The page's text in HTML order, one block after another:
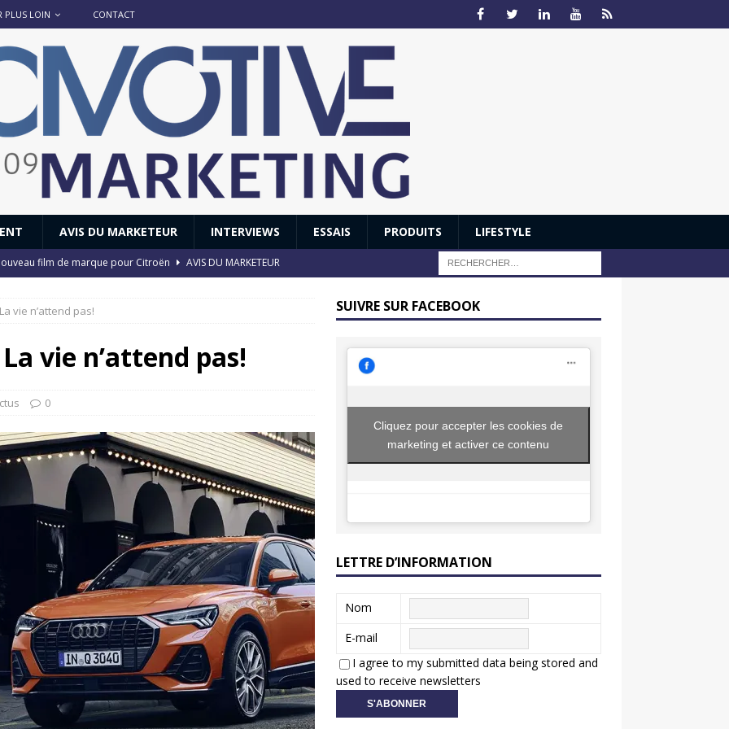
PLUS LOIN CONTACT
AVIS DU MARKETEUR INTERVIEWS ESSAIS PRODUITS LIFESTYLE
film de marque pour Citroën
AVIS DU MARKETEUR
GTi : naissance d’une légende
: Honda dévoile un spot publicitaire… confiné!
ACTUS
reprennent bientôt…
: Oui, les français vont parfois trop loin.
vie n’attend pas!
vie n’attend pas!
0
SUIVRE SUR FACEBOOK
Cliquez pour accepter les cookies de
marketing et activer ce contenu
LETTRE D’INFORMATION
Nom
E-mail
I agree to my submitted data being stored and
used to receive newsletters